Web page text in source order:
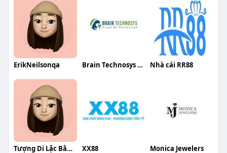
ErikNeilsonqa Brain Technosys Pvt Ltd Nhà cái RR88
Tượng Di Lặc Bằng Đá XX88 Monica Jewelers